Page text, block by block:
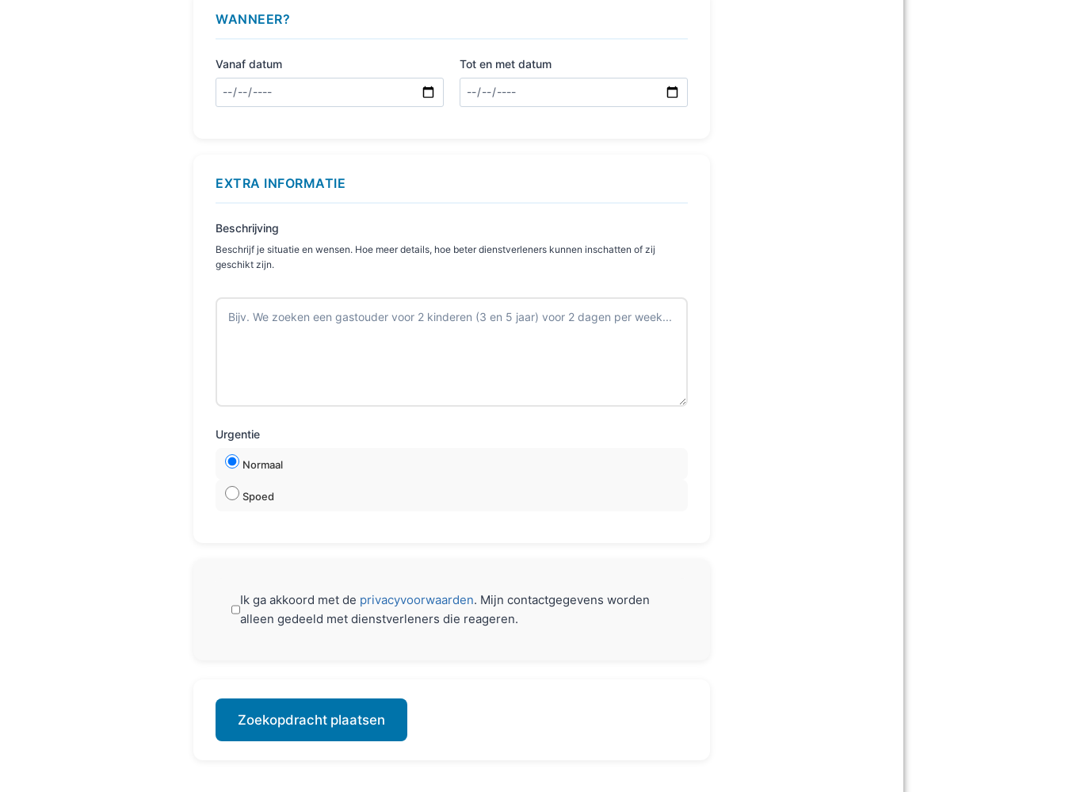
WANNEER?
Vanaf datum Tot en met datum
EXTRA INFORMATIE
Beschrijving
Beschrijf je situatie en wensen. Hoe meer details, hoe beter dienstverleners kunnen inschatten of zij
geschikt zijn.
Urgentie
Normaal
Spoed
Ik ga akkoord met de privacyvoorwaarden. Mijn contactgegevens worden
alleen gedeeld met dienstverleners die reageren.
Zoekopdracht plaatsen